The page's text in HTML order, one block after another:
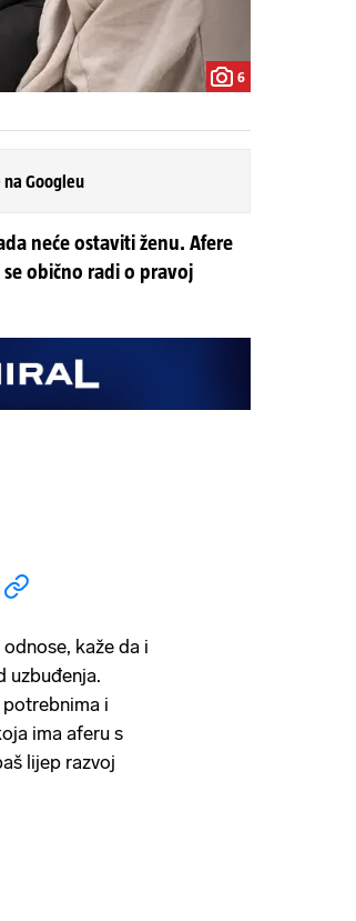
6
Googleu
neće ostaviti ženu. Afere
obično radi o pravoj
kaže da i
uzbuđenja.
i
ima aferu s
lijep razvoj